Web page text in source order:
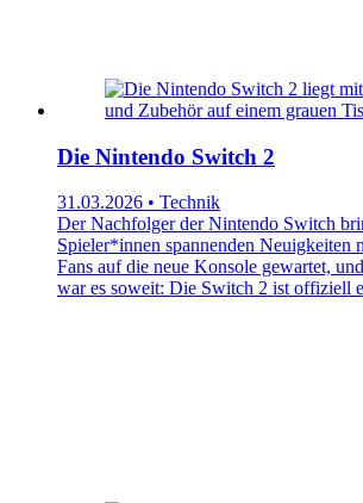
Die Nintendo Switch 2
31.03.2026 • Technik
Der Nachfolger der Nintendo Switch
Spieler*innen spannenden Neuigkeiten
Fans auf die neue Konsole gewartet,
war es soweit: Die Switch 2 ist offiziell